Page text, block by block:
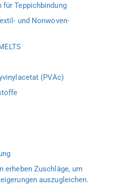
Teppichbindung
und Nonwoven-
(PVAc)
erheben Zuschläge, um
auszugleichen.